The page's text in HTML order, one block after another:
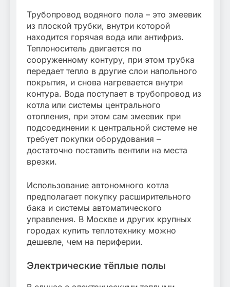
Трубопровод водяного пола – это змеевик
из плоской трубки, внутри которой
находится горячая вода или антифриз.
Теплоноситель двигается по
сооруженному контуру, при этом трубка
передает тепло в другие слои напольного
покрытия, и снова нагревается внутри
контура. Вода поступает в трубопровод из
котла или системы центрального
отопления, при этом сам змеевик при
подсоединении к центральной системе не
требует покупки оборудования –
достаточно поставить вентили на места
врезки.
Использование автономного котла
предполагает покупку расширительного
бака и системы автоматического
управления. В Москве и других крупных
городах купить теплотехнику можно
дешевле, чем на периферии.
Электрические тёплые полы